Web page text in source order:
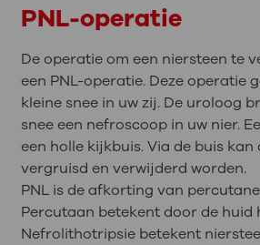
PNL-operatie
De operatie om een niersteen te
een PNL-operatie. Deze operatie
kleine snee in uw zij. De uroloog
snee een nefroscoop in uw nier.
een holle kijkbuis. Via de buis kan
vergruisd en verwijderd worden.
PNL is de afkorting van
Percutaan betekent door de huid
Nefrolithotripsie betekent